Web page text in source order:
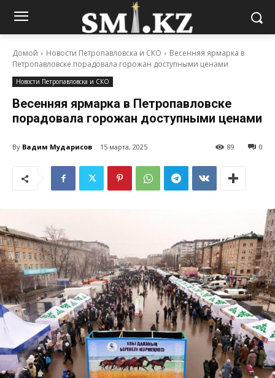
Домой Новости Петропавловска и СКО
Весенняя ярмарка в
Петропавловске порадовала горожан доступными ценами
Новости Петропавловска и СКО
Весенняя ярмарка в Петропавловске
порадовала горожан доступными ценами
By Вадим Мударисов 15 марта, 2025 0
89